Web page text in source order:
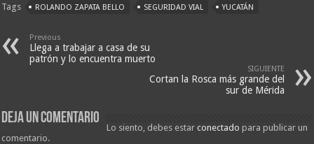
Tags ROLANDO ZAPATA BELLO SEGURIDAD VIAL YUCATÁN
Previous
Llega a trabajar a casa de su
patrón y lo encuentra muerto
SIGUIENTE
Cortan la Rosca más grande del
sur de Mérida
Deja un comentario
Lo siento, debes estarconectado para publicar un
comentario.